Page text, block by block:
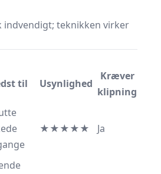
indvendigt; teknikken virker
til Usynlighed
Kræver
klipning
★★★★★ Ja